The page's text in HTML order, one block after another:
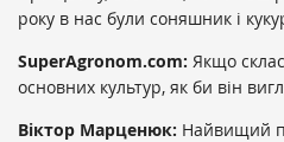
року в нас були соняшник і
SuperAgronom.com: Якщо
основних культур, як би він
Віктор Марценюк: Найвищий